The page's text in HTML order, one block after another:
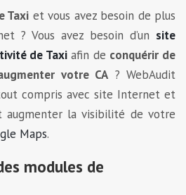
Taxi et vous avez besoin de plus
? Vous avez besoin d’un site
de Taxiafin de conquérir de
votre CA ? WebAudit
compris avec site Internet et
augmenter la visibilité de votre
Maps.
modules de